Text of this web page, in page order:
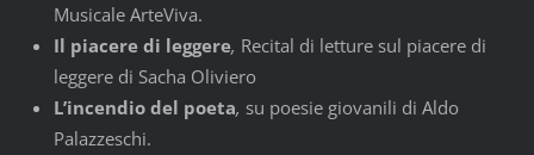
Musicale ArteViva.
Il piacere di leggere, Recital di letture sul piacere di
leggere di Sacha Oliviero
L’incendio del poeta, su poesie giovanili di Aldo
Palazzeschi.